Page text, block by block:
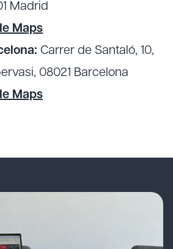
Madrid
Maps
Carrer de Santaló, 10,
08021 Barcelona
Maps